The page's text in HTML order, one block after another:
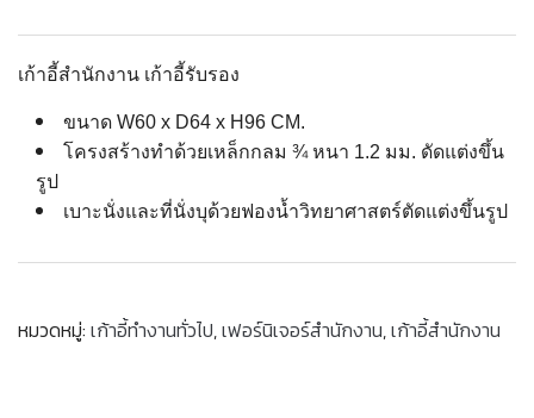
เก้าอี้สำนักงาน เก้าอี้รับรอง
ขนาด W60 x D64 x H96 CM.
โครงสร้างทำด้วยเหล็กกลม ¾ หนา 1.2 มม. ดัดแต่งขึ้น
รูป
เบาะนั่งและที่นั่งบุด้วยฟองน้ำวิทยาศาสตร์ตัดแต่งขึ้นรูป
หมวดหมู่: เก้าอี้ทำงานทั่วไป,เฟอร์นิเจอร์สำนักงาน,เก้าอี้สำนักงาน